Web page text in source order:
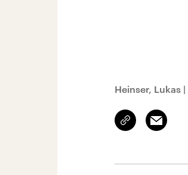
Heinser, Lukas |
Link
kopieren/teilen
Email